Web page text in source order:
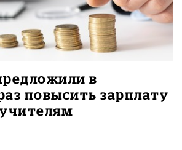
в
повысить зарплату